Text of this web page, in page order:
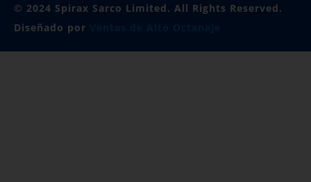
© 2024 Spirax Sarco Limited. All Rights Reserved.
Diseñado por